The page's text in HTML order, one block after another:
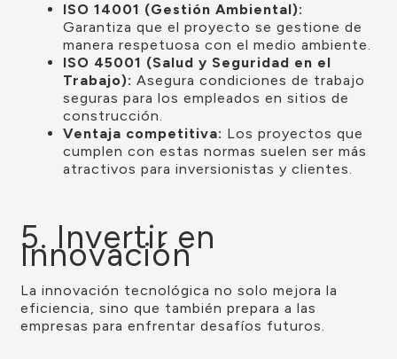
ISO 14001 (Gestión Ambiental):
Garantiza que el proyecto se gestione de
manera respetuosa con el medio ambiente.
ISO 45001 (Salud y Seguridad en el
Trabajo):Asegura condiciones de trabajo
seguras para los empleados en sitios de
construcción.
Ventaja competitiva: Los proyectos que
cumplen con estas normas suelen ser más
atractivos para inversionistas y clientes.
5. Invertir en
Innovación
La innovación tecnológica no solo mejora la
eficiencia, sino que también prepara a las
empresas para enfrentar desafíos futuros.